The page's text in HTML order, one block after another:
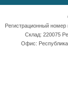
Регистрационный номер
Склад: 220075
Офис: